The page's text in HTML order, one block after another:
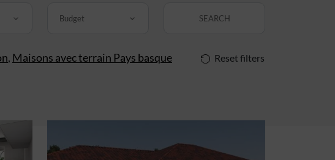
Budget SEARCH
, Maisons avec terrain Pays basque Reset filters